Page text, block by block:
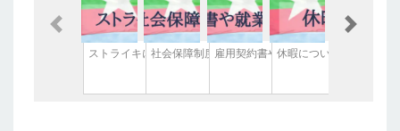
ストライキについて社会保障制度について雇用契約書や就業規則について
休暇について
Previous Next